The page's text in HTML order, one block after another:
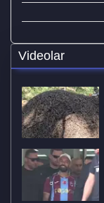
Videolar